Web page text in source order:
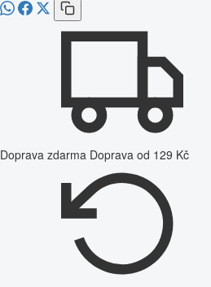
Doprava zdarma Doprava od 129 Kč